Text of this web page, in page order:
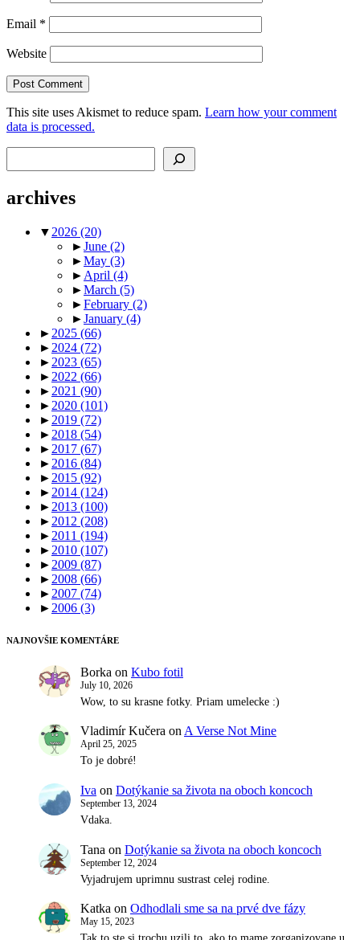
Email *
Website
This site uses Akismet to reduce spam. Learn how your comment
data is processed.
archives
▼ 2026 (20)
►June (2)
►May (3)
► April (4)
►March (5)
►February (2)
►January (4)
► 2025 (66)
► 2024 (72)
► 2023 (65)
► 2022 (66)
► 2021 (90)
► 2020 (101)
► 2019 (72)
► 2018 (54)
► 2017 (67)
► 2016 (84)
► 2015 (92)
► 2014 (124)
► 2013 (100)
► 2012 (208)
► 2011 (194)
► 2010 (107)
► 2009 (87)
► 2008 (66)
► 2007 (74)
► 2006 (3)
NAJNOVŠIE KOMENTÁRE
Borka on Kubo fotil
July 10, 2026
Wow, to su krasne fotky. Priam umelecke :)
Vladimír Kučera on A Verse Not Mine
April 25, 2025
To je dobré!
Iva on Dotýkanie sa života na oboch koncoch
September 13, 2024
Vdaka.
Tana on Dotýkanie sa života na oboch koncoch
September 12, 2024
Vyjadrujem uprimnu sustrast celej rodine.
Katka on Odhodlali sme sa na prvé dve fázy
May 15, 2023